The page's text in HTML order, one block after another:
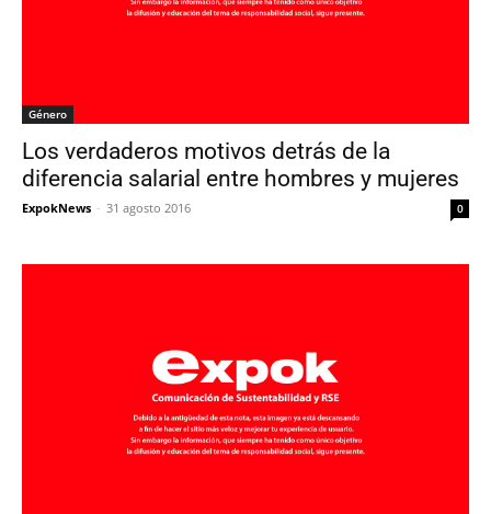
Género
Los verdaderos motivos detrás de la
diferencia salarial entre hombres y mujeres
ExpokNews - 31 agosto 2016 0